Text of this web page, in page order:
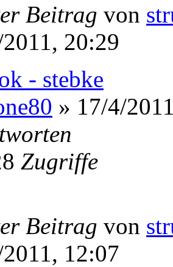
Beitrag von
20:29
- stebke
» 17/4/
Zugriffe
Beitrag von
12:07